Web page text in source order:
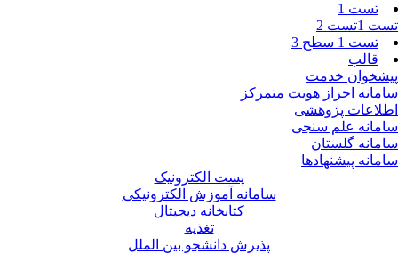
تست 1
1
تست 2
تست 1 سطح 3
قالب
خدمت
احراز هویت متمرکز
پژوهشی
علم سنجی
گلستان
پیشنهادها
پست الکترونیک
سامانه آموزش الکترونیکی
کتابخانه دیجیتال
تغذیه
پذیرش دانشجو بین الملل